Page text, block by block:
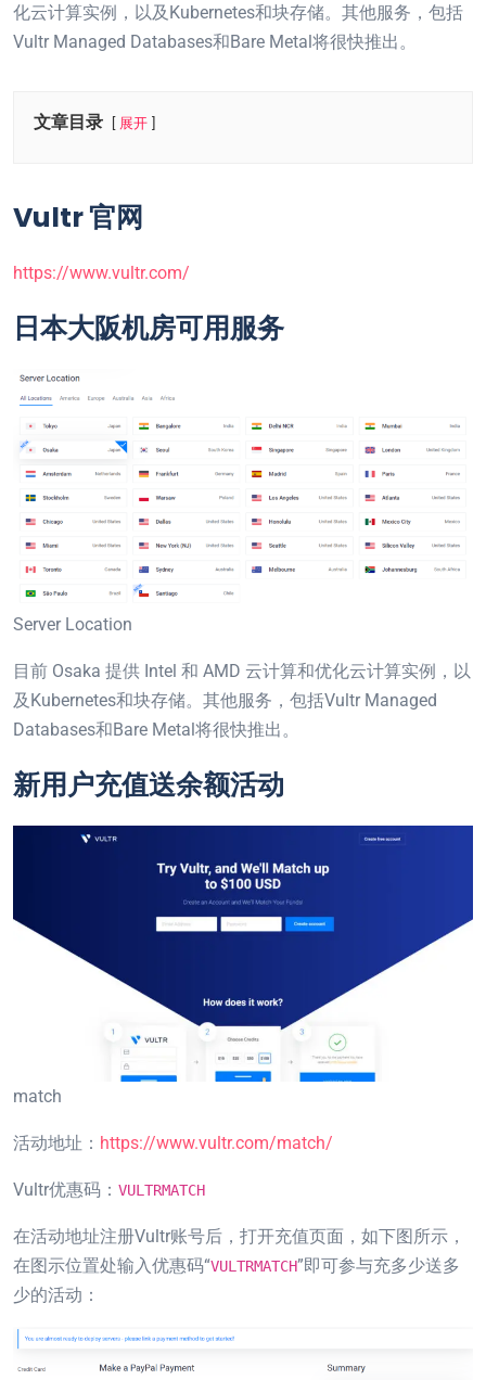
化云计算实例，以及Kubernetes和块存储。其他服务，包括
Vultr Managed Databases和Bare Metal将很快推出。
文章目录 展开
Vultr 官网
https://www.vultr.com/
日本大阪机房可用服务
Server Location
目前 Osaka 提供 Intel 和 AMD 云计算和优化云计算实例，以
及Kubernetes和块存储。其他服务，包括Vultr Managed
Databases和Bare Metal将很快推出。
新用户充值送余额活动
match
活动地址： https://www.vultr.com/match/
Vultr优惠码： VULTRMATCH
在活动地址注册Vultr账号后，打开充值页面，如下图所示，
在图示位置处输入优惠码“VULTRMATCH”即可参与充多少送多
少的活动：